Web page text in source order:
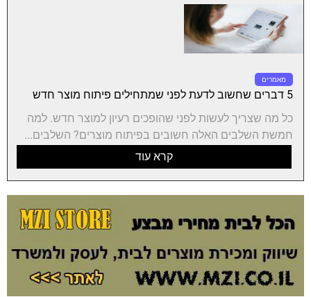
מאמרים
5 דברים שחשוב לדעת לפני שמתחילים פיתוח מוצר חדש
כל מה שצריך לעשות לפני שהופכים רעיון למוצר חדש. למה
חמשת השלבים האלה חשובים בפיתוח מוצרים? השלבים...
קרא עוד